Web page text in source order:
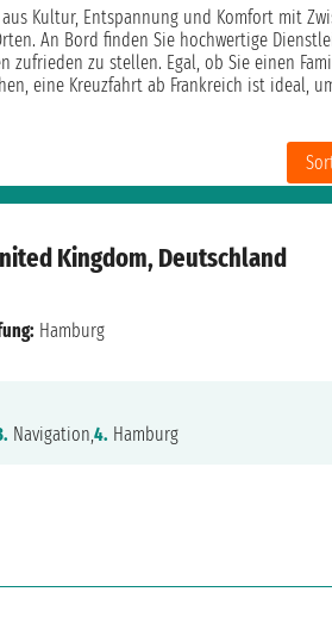
Kultur, Entspannung und Komfort mit
An Bord finden Sie hochwertige
zufrieden zu stellen. Egal, ob Sie einen
eine Kreuzfahrt ab Frankreich ist ideal,
Kingdom, Deutschland
Hamburg
Navigation,4. Hamburg